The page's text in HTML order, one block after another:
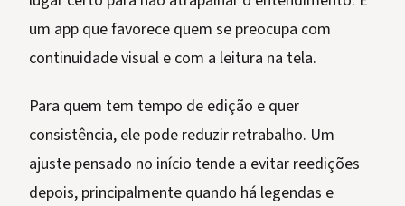
um app que favorece quem se preocupa com
continuidade visual e com a leitura na tela.
Para quem tem tempo de edição e quer
consistência, ele pode reduzir retrabalho. Um
ajuste pensado no início tende a evitar reedições
depois, principalmente quando há legendas e